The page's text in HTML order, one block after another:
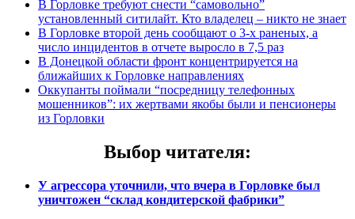
В Горловке требуют снести “самовольно”
установленный ситилайт. Кто владелец – никто не знает
В Горловке второй день сообщают о 3-х раненых, а
число инцидентов в отчете выросло в 7,5 раз
В Донецкой области фронт концентрируется на
ближайших к Горловке направлениях
Оккупанты поймали “посредницу телефонных
мошенников”: их жертвами якобы были и пенсионеры
из Горловки
Выбор читателя:
У агрессора уточнили, что вчера в Горловке был
уничтожен “склад кондитерской фабрики”